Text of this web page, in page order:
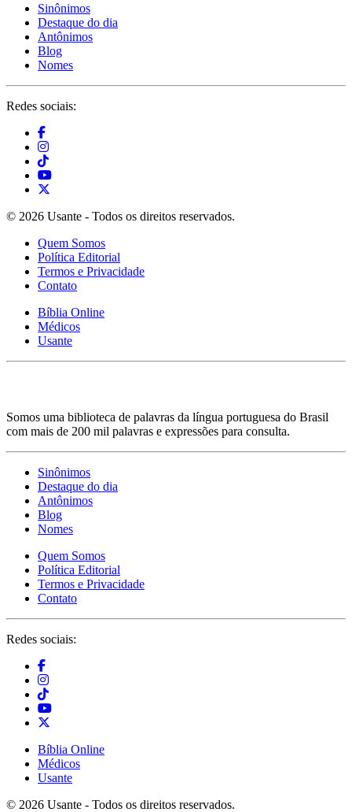
Sinônimos
Destaque do dia
Antônimos
Blog
Nomes
Redes sociais:
© 2026 Usante - Todos os direitos reservados.
Quem Somos
Política Editorial
Termos e Privacidade
Contato
Bíblia Online
Médicos
Usante
Somos uma biblioteca de palavras da língua portuguesa do Brasil
com mais de 200 mil palavras e expressões para consulta.
Sinônimos
Destaque do dia
Antônimos
Blog
Nomes
Quem Somos
Política Editorial
Termos e Privacidade
Contato
Redes sociais:
Bíblia Online
Médicos
Usante
© 2026 Usante - Todos os direitos reservados.